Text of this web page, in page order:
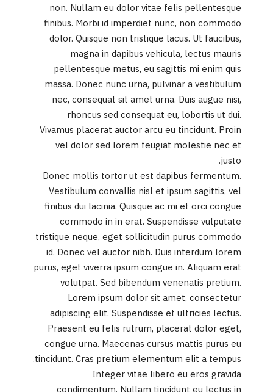
non. Nullam eu dolor vitae felis pellentesque
finibus. Morbi id imperdiet nunc, non commodo
dolor. Quisque non tristique lacus. Ut faucibus,
magna in dapibus vehicula, lectus mauris
pellentesque metus, eu sagittis mi enim quis
massa. Donec nunc urna, pulvinar a vestibulum
nec, consequat sit amet urna. Duis augue nisi,
rhoncus sed consequat eu, lobortis ut dui.
Vivamus placerat auctor arcu eu tincidunt. Proin
vel dolor sed lorem feugiat molestie nec et
justo.
Donec mollis tortor ut est dapibus fermentum.
Vestibulum convallis nisl et ipsum sagittis, vel
finibus dui lacinia. Quisque ac mi et orci congue
commodo in in erat. Suspendisse vulputate
tristique neque, eget sollicitudin purus commodo
id. Donec vel auctor nibh. Duis interdum lorem
purus, eget viverra ipsum congue in. Aliquam erat
volutpat. Sed bibendum venenatis pretium.
Lorem ipsum dolor sit amet, consectetur
adipiscing elit. Suspendisse et ultricies lectus.
Praesent eu felis rutrum, placerat dolor eget,
congue urna. Maecenas cursus mattis purus eu
tincidunt. Cras pretium elementum elit a tempus.
Integer vitae libero eu eros gravida